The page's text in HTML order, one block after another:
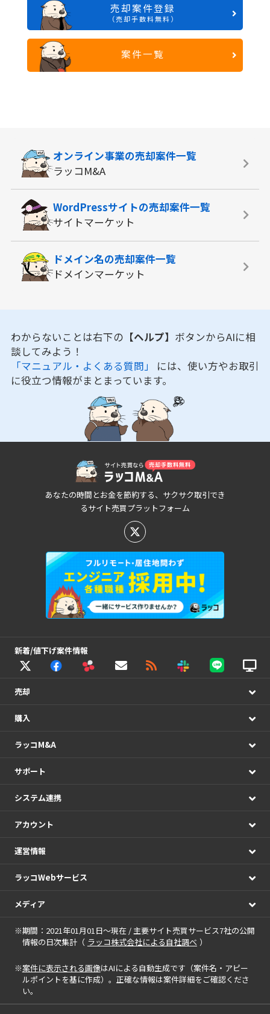
売却案件登録
（売却手数料無料）
案件一覧
オンライン事業の売却案件一覧
ラッコM&A
WordPressサイトの売却案件一覧
サイトマーケット
ドメイン名の売却案件一覧
ドメインマーケット
わからないことは右下の 【ヘルプ】 ボタンからAIに相
談してみよう！
「マニュアル・よくある質問」 には、使い方やお取引
に役立つ情報がまとまっています。
あなたの時間とお金を節約する、サクサク取引でき
るサイト売買プラットフォーム
新着/値下げ案件情報
売却
購入
ラッコM&A
サポート
システム連携
アカウント
運営情報
ラッコWebサービス
メディア
※期間：2021年01月01日～現在 / 主要サイト売買サービス7社の公開
情報の日次集計（ ラッコ株式会社による自社調べ ）
※案件に表示される画像はAIによる自動生成です（案件名・アピー
ルポイントを基に作成）。正確な情報は案件詳細をご確認くださ
い。